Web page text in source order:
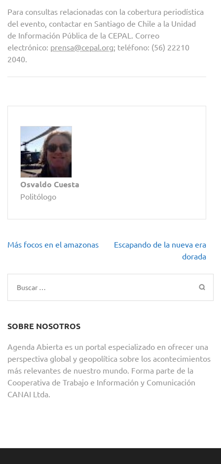
Para consultas relacionadas con la cobertura periodística
del evento, contactar en Santiago de Chile a la Unidad
de Información Pública de la CEPAL. Correo
electrónico: prensa@cepal.org; teléfono: (56) 22210
2040.
Osvaldo Cuesta
Politólogo
Navegación
Más focos en el amazonas
Escapando de la nueva era
dorada
Buscar:
SOBRE NOSOTROS
Agenda Abierta es un portal especializado en ofrecer una
perspectiva global y geopolítica sobre los acontecimientos
más relevantes de nuestro mundo. Forma parte de la
Cooperativa de Trabajo e Información y Comunicación
CANAI Ltda.